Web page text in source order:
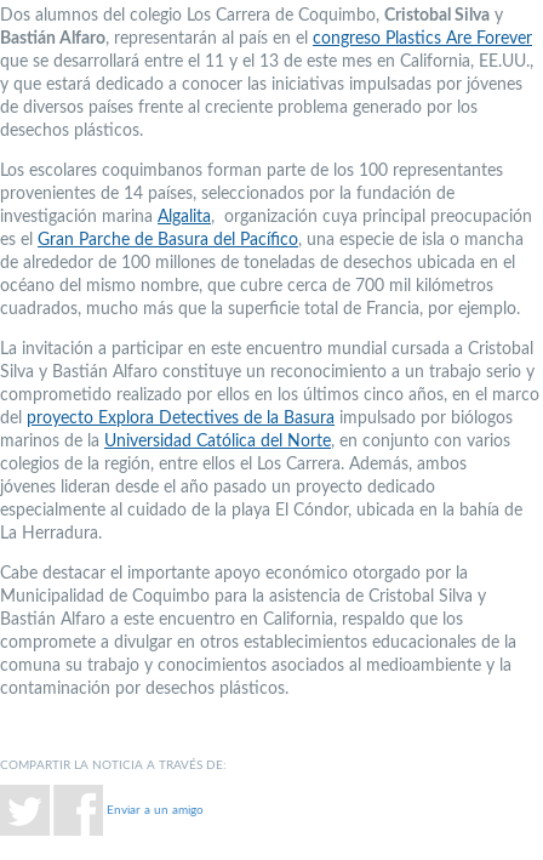
Dos alumnos del colegio Los Carrera de Coquimbo, Cristobal Silva y
Bastián Alfaro, representarán al país en el congreso Plastics Are Forever
que se desarrollará entre el 11 y el 13 de este mes en California, EE.UU.,
y que estará dedicado a conocer las iniciativas impulsadas por jóvenes
de diversos países frente al creciente problema generado por los
desechos plásticos.
Los escolares coquimbanos forman parte de los 100 representantes
provenientes de 14 países, seleccionados por la fundación de
investigación marina Algalita, organización cuya principal preocupación
es el Gran Parche de Basura del Pacífico, una especie de isla o mancha
de alrededor de 100 millones de toneladas de desechos ubicada en el
océano del mismo nombre, que cubre cerca de 700 mil kilómetros
cuadrados, mucho más que la superficie total de Francia, por ejemplo.
La invitación a participar en este encuentro mundial cursada a Cristobal
Silva y Bastián Alfaro constituye un reconocimiento a un trabajo serio y
comprometido realizado por ellos en los últimos cinco años, en el marco
del proyecto Explora Detectives de la Basura impulsado por biólogos
marinos de la Universidad Católica del Norte, en conjunto con varios
colegios de la región, entre ellos el Los Carrera. Además, ambos
jóvenes lideran desde el año pasado un proyecto dedicado
especialmente al cuidado de la playa El Cóndor, ubicada en la bahía de
La Herradura.
Cabe destacar el importante apoyo económico otorgado por la
Municipalidad de Coquimbo para la asistencia de Cristobal Silva y
Bastián Alfaro a este encuentro en California, respaldo que los
compromete a divulgar en otros establecimientos educacionales de la
comuna su trabajo y conocimientos asociados al medioambiente y la
contaminación por desechos plásticos.
COMPARTIR LA NOTICIA A TRAVÉS DE:
Enviar a un amigo